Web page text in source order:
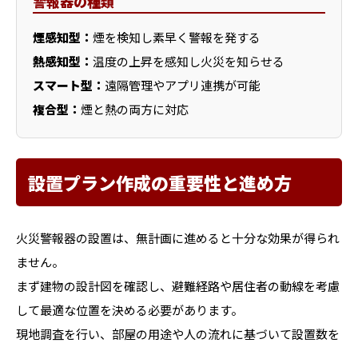
煙感知型： 煙を検知し素早く警報を発する
熱感知型： 温度の上昇を感知し火災を知らせる
スマート型： 遠隔管理やアプリ連携が可能
複合型： 煙と熱の両方に対応
設置プラン作成の重要性と進め方
火災警報器の設置は、無計画に進めると十分な効果が得られ
ません。
まず建物の設計図を確認し、避難経路や居住者の動線を考慮
して最適な位置を決める必要があります。
現地調査を行い、部屋の用途や人の流れに基づいて設置数を